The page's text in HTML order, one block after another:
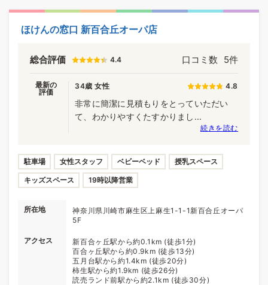
ほけんの窓口 新百合丘オーパ店
総合評価 4.4 口コミ数 5件
最新の
評価
34歳 女性 4.8
非常に簡潔に見積もりをとっていただい
て、わかりやすくたすかりまし...
続きを読む
駐車場 女性スタッフ ベビーベッド 授乳スペース
キッズスペース 19時以降営業
所在地
神奈川県川崎市麻生区上麻生1-1-1新百合丘オーパ
5F
アクセス
新百合ヶ丘駅から約0.1km (徒歩1分)
百合ヶ丘駅から約0.9km (徒歩13分)
五月台駅から約1.4km (徒歩20分)
柿生駅から約1.9km (徒歩26分)
読売ランド前駅から約2.1km (徒歩30分)